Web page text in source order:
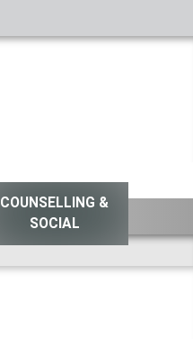
COUNSELLING &
SOCIAL